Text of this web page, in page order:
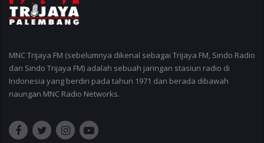
MNC Trijaya FM (sebelumnya dikenal sebagai Trijaya FM, Sindo Radio
dan Sindo Trijaya FM) adalah sebuah jaringan stasiun radio di
Indonesia yang berdiri pada tahun 1971 dan berada dibawah
naungan MNC Radio Networks.